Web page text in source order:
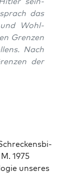
das
und Wohl­
Gren­zen
Nach
der
1975
unseres